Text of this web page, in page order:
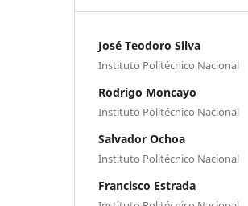
José Teodoro Silva
Instituto Politécnico Nacional
Rodrigo Moncayo
Instituto Politécnico Nacional
Salvador Ochoa
Instituto Politécnico Nacional
Francisco Estrada